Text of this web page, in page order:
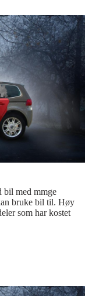
bil med mmge
bruke bil til. Høy
som har kostet